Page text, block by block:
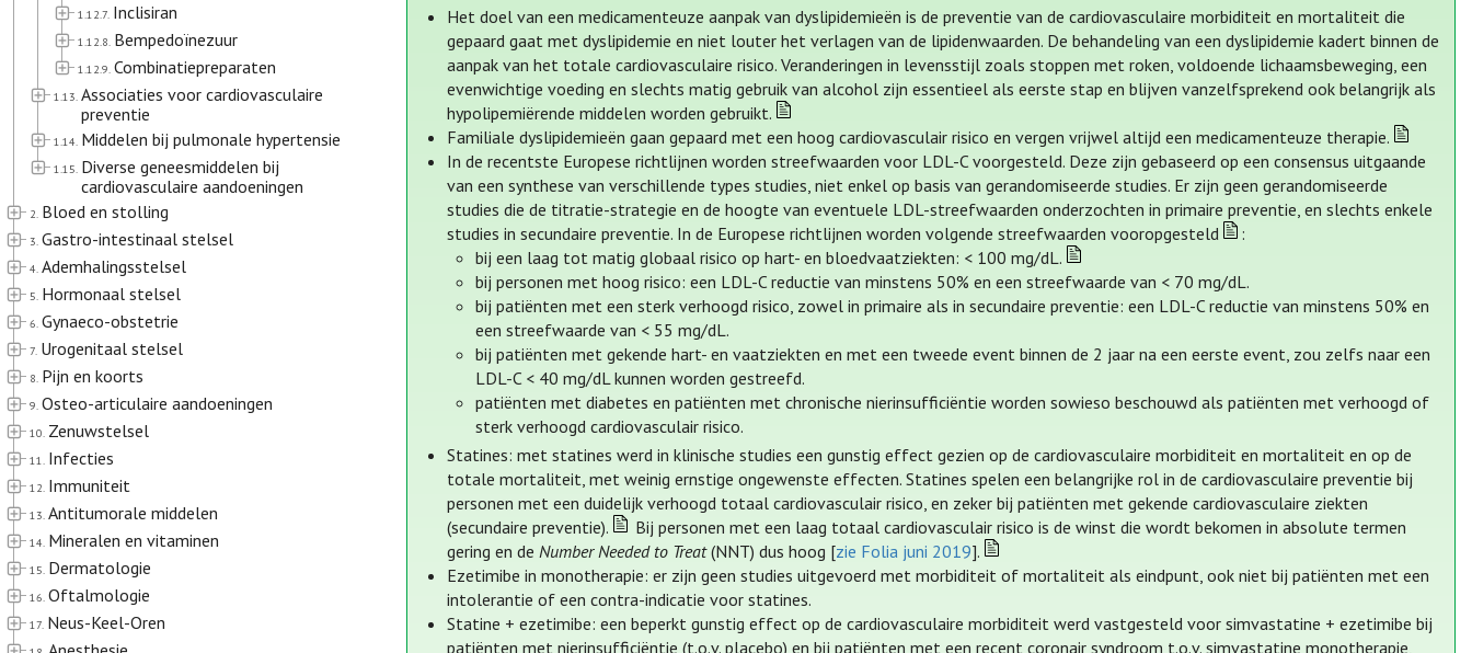
1.12.7. Inclisiran
1.12.8. Bempedoïnezuur
1.12.9. Combinatiepreparaten
1.13. Associaties voor cardiovasculaire
preventie
1.14. Middelen bij pulmonale hypertensie
1.15. Diverse geneesmiddelen bij
cardiovasculaire aandoeningen
2. Bloed en stolling
3. Gastro-intestinaal stelsel
4. Ademhalingsstelsel
5. Hormonaal stelsel
6. Gynaeco-obstetrie
7. Urogenitaal stelsel
8. Pijn en koorts
9. Osteo-articulaire aandoeningen
10. Zenuwstelsel
11. Infecties
12. Immuniteit
13. Antitumorale middelen
14. Mineralen en vitaminen
15. Dermatologie
16. Oftalmologie
17. Neus-Keel-Oren
Het doel van een medicamenteuze aanpak van dyslipidemieën is de preventie van de cardiovasculaire morbiditeit en mortaliteit die
gepaard gaat met dyslipidemie en niet louter het verlagen van de lipidenwaarden. De behandeling van een dyslipidemie kadert binnen de
aanpak van het totale cardiovasculaire risico. Veranderingen in levensstijl zoals stoppen met roken, voldoende lichaamsbeweging, een
evenwichtige voeding en slechts matig gebruik van alcohol zijn essentieel als eerste stap en blijven vanzelfsprekend ook belangrijk als
hypolipemiërende middelen worden gebruikt.
Familiale dyslipidemieën gaan gepaard met een hoog cardiovasculair risico en vergen vrijwel altijd een medicamenteuze therapie.
In de recentste Europese richtlijnen worden streefwaarden voor LDL-C voorgesteld. Deze zijn gebaseerd op een consensus uitgaande
van een synthese van verschillende types studies, niet enkel op basis van gerandomiseerde studies. Er zijn geen gerandomiseerde
studies die de titratie-strategie en de hoogte van eventuele LDL-streefwaarden onderzochten in primaire preventie, en slechts enkele
studies in secundaire preventie. In de Europese richtlijnen worden volgende streefwaarden vooropgesteld
:
bij een laag tot matig globaal risico op hart- en bloedvaatziekten: < 100 mg/dL.
bij personen met hoog risico: een LDL-C reductie van minstens 50% en een streefwaarde van < 70 mg/dL.
bij patiënten met een sterk verhoogd risico, zowel in primaire als in secundaire preventie: een LDL-C reductie van minstens 50% en
een streefwaarde van < 55 mg/dL.
bij patiënten met gekende hart- en vaatziekten en met een tweede event binnen de 2 jaar na een eerste event, zou zelfs naar een
LDL-C < 40 mg/dL kunnen worden gestreefd.
patiënten met diabetes en patiënten met chronische nierinsufficiëntie worden sowieso beschouwd als patiënten met verhoogd of
sterk verhoogd cardiovasculair risico.
Statines: met statines werd in klinische studies een gunstig effect gezien op de cardiovasculaire morbiditeit en mortaliteit en op de
totale mortaliteit, met weinig ernstige ongewenste effecten. Statines spelen een belangrijke rol in de cardiovasculaire preventie bij
personen met een duidelijk verhoogd totaal cardiovasculair risico, en zeker bij patiënten met gekende cardiovasculaire ziekten
(secundaire preventie).
Bij personen met een laag totaal cardiovasculair risico is de winst die wordt bekomen in absolute termen
gering en deNumber Needed to Treat(NNT) dus hoog [zie Folia juni 2019].
Ezetimibe in monotherapie: er zijn geen studies uitgevoerd met morbiditeit of mortaliteit als eindpunt, ook niet bij patiënten met een
intolerantie of een contra-indicatie voor statines.
Statine + ezetimibe: een beperkt gunstig effect op de cardiovasculaire morbiditeit werd vastgesteld voor simvastatine + ezetimibe bij
patiënten met nierinsufficiëntie (t.o.v. placebo) en bij patiënten met een recent coronair syndroom t.o.v. simvastatine monotherapie,